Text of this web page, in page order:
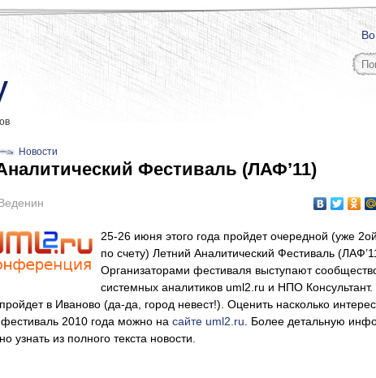
Новости
Фестиваль (ЛАФ’11)
25-26 июня этого года пройдет очередной (уже 2ой
по счету) Летний Аналитический Фестиваль
Организаторами фестиваля выступают
системных аналитиков uml2.ru и НПО
в Иваново (да-да, город невест!). Оценить насколько
2010 года можно на сайте uml2.ru . Более детальную
узнать из полного текста новости.